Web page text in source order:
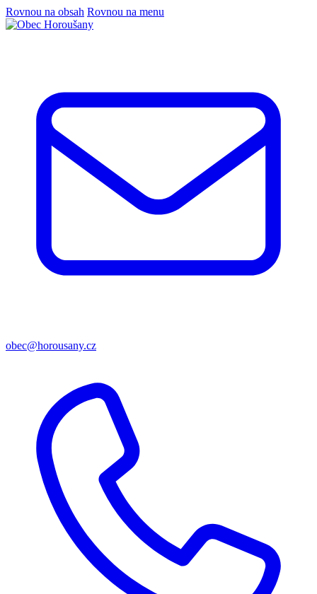
Rovnou na obsah Rovnou na menu
obec@horousany.cz